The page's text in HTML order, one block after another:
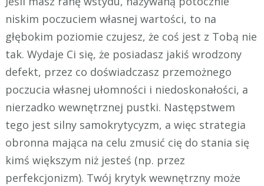
niskim poczuciem własnej wartości, to na
głębokim poziomie czujesz, że coś jest z Tobą nie
tak. Wydaje Ci się, że posiadasz jakiś wrodzony
defekt, przez co doświadczasz przemożnego
poczucia własnej ułomności i niedoskonałości, a
nierzadko wewnętrznej pustki. Następstwem
tego jest silny samokrytycyzm, a więc strategia
obronna mająca na celu zmusić cię do stania się
kimś większym niż jesteś (np. przez
perfekcjonizm). Twój krytyk wewnętrzny może